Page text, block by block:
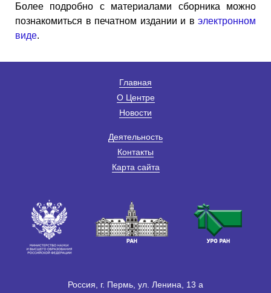
Более подробно с материалами сборника можно
познакомиться в печатном издании и в электронном
виде.
Главная
О Центре
Новости
Деятельность
Контакты
Карта сайта
Россия, г. Пермь, ул. Ленина, 13 а